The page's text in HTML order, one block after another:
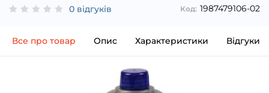
0 відгуків Код: 1987479106-02
Все про товар Опис Характеристики Відгуки